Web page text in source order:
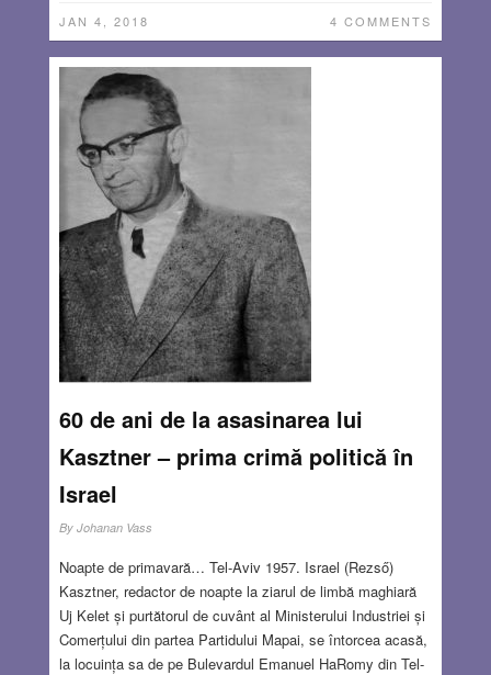
JAN 4, 2018 4 COMMENTS
60 de ani de la asasinarea lui
Kasztner – prima crimă politică în
Israel
By Johanan Vass
Noapte de primavară… Tel-Aviv 1957. Israel (Rezső)
Kasztner, redactor de noapte la ziarul de limbă maghiară
Uj Kelet și purtătorul de cuvânt al Ministerului Industriei și
Comerțului din partea Partidului Mapai, se întorcea acasă,
la locuința sa de pe Bulevardul Emanuel HaRomy din Tel-